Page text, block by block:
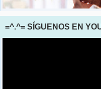
=^.^= SÍGUENOS EN